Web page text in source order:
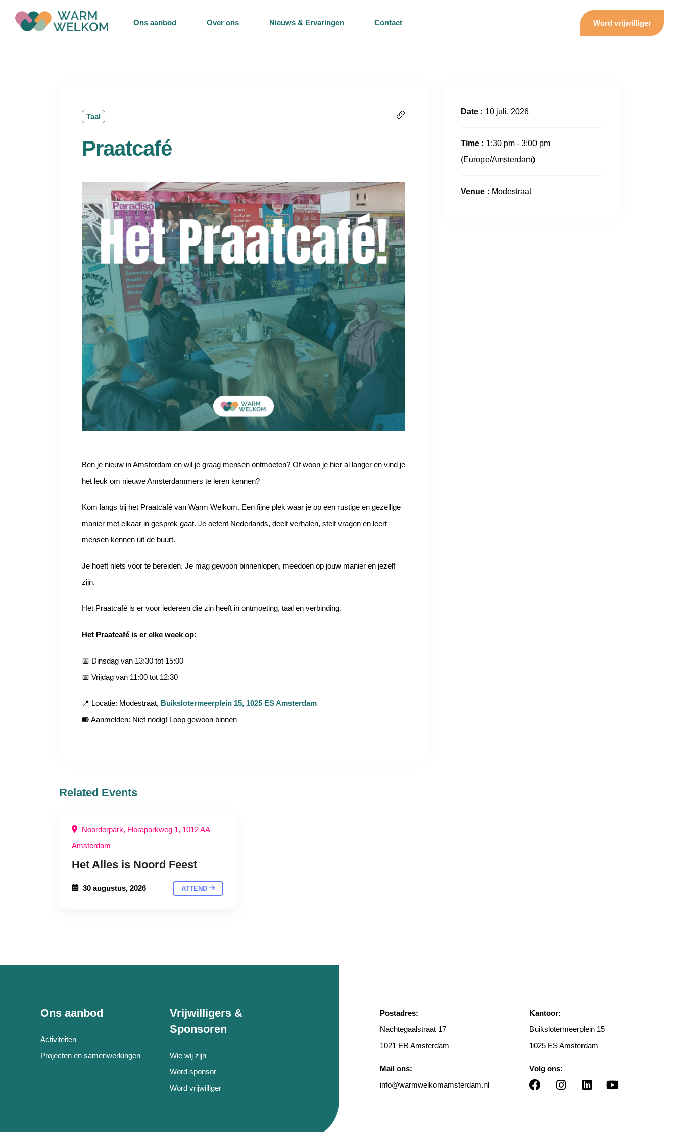
inhoud
Ons aanbod Over ons Nieuws & Ervaringen Contact Word vrijwilliger
Taal
Praatcafé
Ben je nieuw in Amsterdam en wil je graag mensen ontmoeten? Of woon je hier al langer en vind je
het leuk om nieuwe Amsterdammers te leren kennen?
Kom langs bij het Praatcafé van Warm Welkom. Een fijne plek waar je op een rustige en gezellige
manier met elkaar in gesprek gaat. Je oefent Nederlands, deelt verhalen, stelt vragen en leert
mensen kennen uit de buurt.
Je hoeft niets voor te bereiden. Je mag gewoon binnenlopen, meedoen op jouw manier en jezelf
zijn.
Het Praatcafé is er voor iedereen die zin heeft in ontmoeting, taal en verbinding.
Het Praatcafé is er elke week op:
📅 Dinsdag van 13:30 tot 15:00
📅 Vrijdag van 11:00 tot 12:30
📍 Locatie: Modestraat, Buikslotermeerplein 15, 1025 ES Amsterdam
🎟 Aanmelden: Niet nodig! Loop gewoon binnen
Date : 10 juli, 2026
Time : 1:30 pm - 3:00 pm
(Europe/Amsterdam)
Venue : Modestraat
Related Events
Noorderpark, Floraparkweg 1, 1012 AA
Amsterdam
Het Alles is Noord Feest
30 augustus, 2026 ATTEND
Ons aanbod
Activiteiten
Projecten en samenwerkingen
Vrijwilligers &
Sponsoren
Wie wij zijn
Word sponsor
Word vrijwilliger
Postadres:
Nachtegaalstraat 17
1021 ER Amsterdam
Kantoor:
Buikslotermeerplein 15
1025 ES Amsterdam
Mail ons:
info@warmwelkomamsterdam.nl
Volg ons: